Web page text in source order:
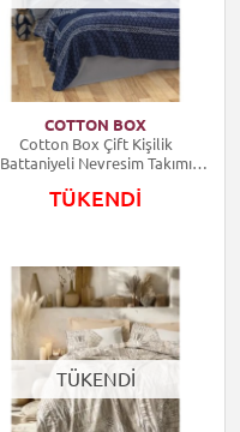
COTTON BOX
Cotton Box Çift Kişilik
Battaniyeli Nevresim Takımı
TÜKENDİ
TÜKENDİ